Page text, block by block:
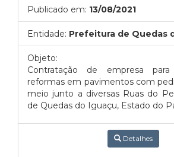
Publicado em: 13/08/2021
Entidade: Prefeitura de Quedas
Objeto:
Contratação de empresa
reformas em pavimentos com
meio junto a diversas Ruas do
de Quedas do Iguaçu, Estado do
Detalhes